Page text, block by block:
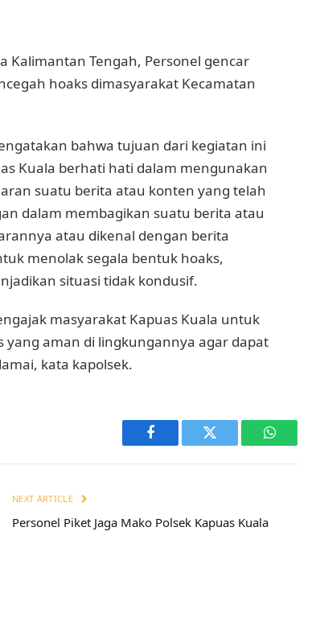
Kalimantan Tengah, Personel gencar
hoaks dimasyarakat Kecamatan
bahwa tujuan dari kegiatan ini
Kuala berhati hati dalam mengunakan
suatu berita atau konten yang telah
dalam membagikan suatu berita atau
atau dikenal dengan berita
menolak segala bentuk hoaks,
situasi tidak kondusif.
masyarakat Kapuas Kuala untuk
aman di lingkungannya agar dapat
kata kapolsek.
Facebook Twitter WhatsApp
NEXT ARTICLE
Personel Piket Jaga Mako Polsek Kapuas Kuala